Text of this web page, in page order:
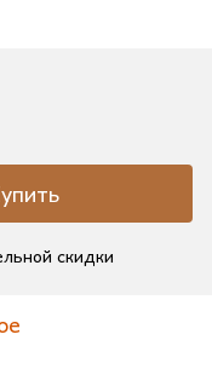
скидки